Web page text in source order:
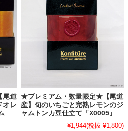
ャム商品ページはこちら
）のジャム商品ページはこちら
品ページはこちら
始のお知らせ】
剤・ワックス不使用」レモンをたっぷ
ンジャムを近日販売予定です。販売開
ください。
商品ページはこちら
尾道
オレ
★プレミアム・数量限定★【尾道
産】旬のいちごと完熟レモンのジ
ャムトンカ豆仕立て「X0005」
¥1,944(税抜 ¥1,800)